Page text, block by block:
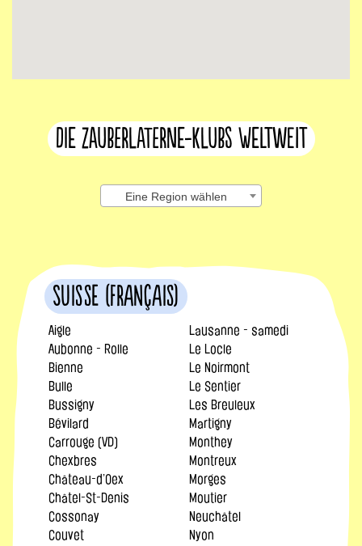
Die Zauberlaterne-Klubs weltweit
Eine Region wählen
Suisse (français)
Aigle
Aubonne - Rolle
Bienne
Bulle
Bussigny
Bévilard
Carrouge (VD)
Chexbres
Château-d’Oex
Châtel-St-Denis
Cossonay
Couvet
Lausanne - samedi
Le Locle
Le Noirmont
Le Sentier
Les Breuleux
Martigny
Monthey
Montreux
Morges
Moutier
Neuchâtel
Nyon